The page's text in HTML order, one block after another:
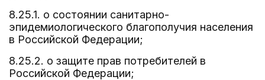
8.25.1. о состоянии санитарно-
эпидемиологического благополучия населения
в Российской Федерации;
8.25.2. о защите прав потребителей в
Российской Федерации;